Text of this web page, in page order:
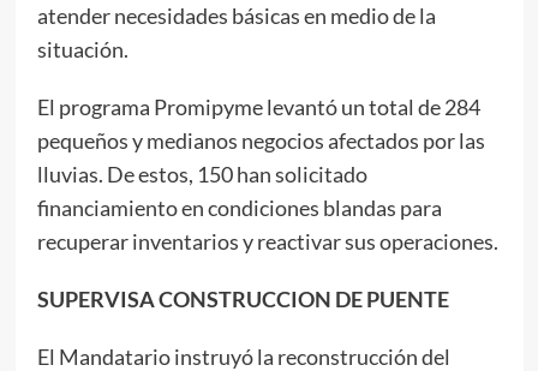
atender necesidades básicas en medio de la
situación.
El programa Promipyme levantó un total de 284
pequeños y medianos negocios afectados por las
lluvias. De estos, 150 han solicitado
financiamiento en condiciones blandas para
recuperar inventarios y reactivar sus operaciones.
SUPERVISA CONSTRUCCION DE PUENTE
El Mandatario instruyó la reconstrucción del